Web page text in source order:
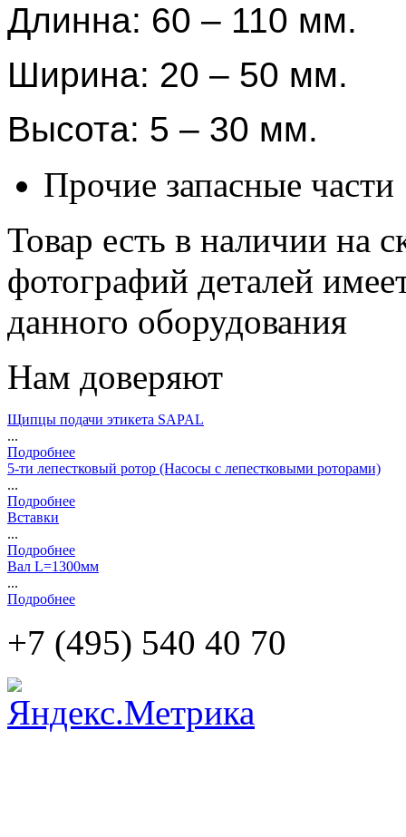
Длинна: 60 – 110 мм.
Ширина: 20 – 50 мм.
Высота: 5 – 30 мм.
Прочие запасные части
Товар есть в наличии на
фотографий деталей
данного оборудования
Нам доверяют
Щипцы подачи этикета SAPAL
...
Подробнее
5-ти лепестковый ротор (Насосы с лепестковыми роторами)
...
Подробнее
Вставки
...
Подробнее
Вал L=1300мм
...
Подробнее
+7 (495) 540 40 70